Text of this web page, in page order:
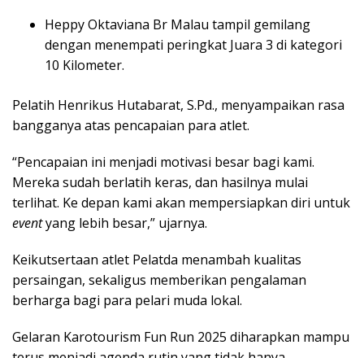
Heppy Oktaviana Br Malau tampil gemilang
dengan menempati peringkat Juara 3 di kategori
10 Kilometer.
Pelatih Henrikus Hutabarat, S.Pd., menyampaikan rasa
bangganya atas pencapaian para atlet.
“Pencapaian ini menjadi motivasi besar bagi kami.
Mereka sudah berlatih keras, dan hasilnya mulai
terlihat. Ke depan kami akan mempersiapkan diri untuk
eventyang lebih besar,” ujarnya.
Keikutsertaan atlet Pelatda menambah kualitas
persaingan, sekaligus memberikan pengalaman
berharga bagi para pelari muda lokal.
Gelaran Karotourism Fun Run 2025 diharapkan mampu